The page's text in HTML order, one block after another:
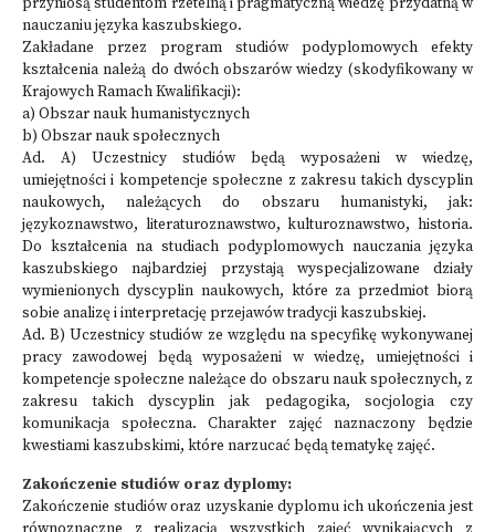
przyniosą studentom rzetelną i pragmatyczną wiedzę przydatną w
nauczaniu języka kaszubskiego.
Zakładane przez program studiów podyplomowych efekty
kształcenia należą do dwóch obszarów wiedzy (skodyfikowany w
Krajowych Ramach Kwalifikacji):
a) Obszar nauk humanistycznych
b) Obszar nauk społecznych
Ad. A) Uczestnicy studiów będą wyposażeni w wiedzę,
umiejętności i kompetencje społeczne z zakresu takich dyscyplin
naukowych, należących do obszaru humanistyki, jak:
językoznawstwo, literaturoznawstwo, kulturoznawstwo, historia.
Do kształcenia na studiach podyplomowych nauczania języka
kaszubskiego najbardziej przystają wyspecjalizowane działy
wymienionych dyscyplin naukowych, które za przedmiot biorą
sobie analizę i interpretację przejawów tradycji kaszubskiej.
Ad. B) Uczestnicy studiów ze względu na specyfikę wykonywanej
pracy zawodowej będą wyposażeni w wiedzę, umiejętności i
kompetencje społeczne należące do obszaru nauk społecznych, z
zakresu takich dyscyplin jak pedagogika, socjologia czy
komunikacja społeczna. Charakter zajęć naznaczony będzie
kwestiami kaszubskimi, które narzucać będą tematykę zajęć.
Zakończenie studiów oraz dyplomy:
Zakończenie studiów oraz uzyskanie dyplomu ich ukończenia jest